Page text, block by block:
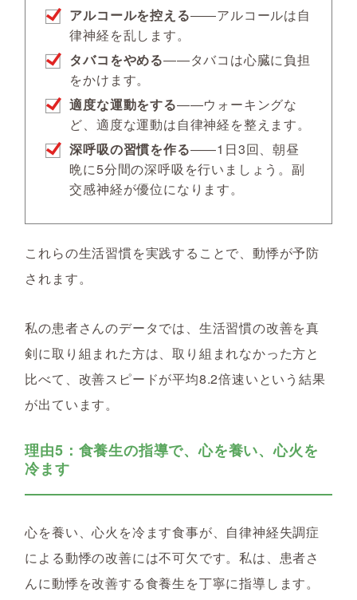
アルコールを控える――アルコールは自
律神経を乱します。
タバコをやめる――タバコは心臓に負担
をかけます。
適度な運動をする――ウォーキングな
ど、適度な運動は自律神経を整えます。
深呼吸の習慣を作る――1日3回、朝昼
晩に5分間の深呼吸を行いましょう。副
交感神経が優位になります。
これらの生活習慣を実践することで、動悸が予防
されます。
私の患者さんのデータでは、生活習慣の改善を真
剣に取り組まれた方は、取り組まれなかった方と
比べて、改善スピードが平均8.2倍速いという結果
が出ています。
理由5：食養生の指導で、心を養い、心火を
冷ます
心を養い、心火を冷ます食事が、自律神経失調症
による動悸の改善には不可欠です。私は、患者さ
んに動悸を改善する食養生を丁寧に指導します。